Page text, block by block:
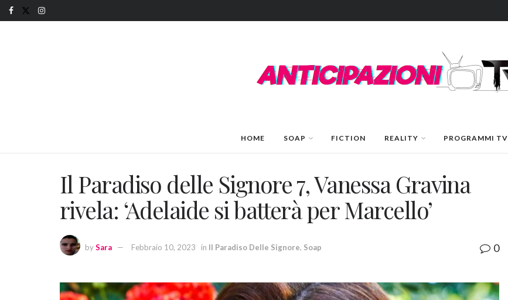
HOME SOAP FICTION REALITY PROGRAMMI TV
Il Paradiso delle Signore 7, Vanessa Gravina
rivela: ‘Adelaide si batterà per Marcello’
bySara Febbraio 10, 2023 in Il Paradiso Delle Signore, Soap 0